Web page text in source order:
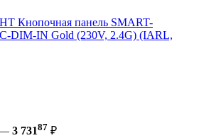
Кнопочная панель SMART-
DIM-IN Gold (230V, 2.4G) (IARL,
— 3 73187 ₽